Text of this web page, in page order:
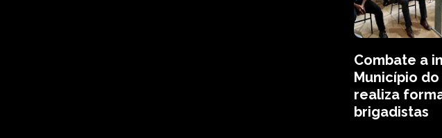
Combate a
Município
realiza
brigadistas